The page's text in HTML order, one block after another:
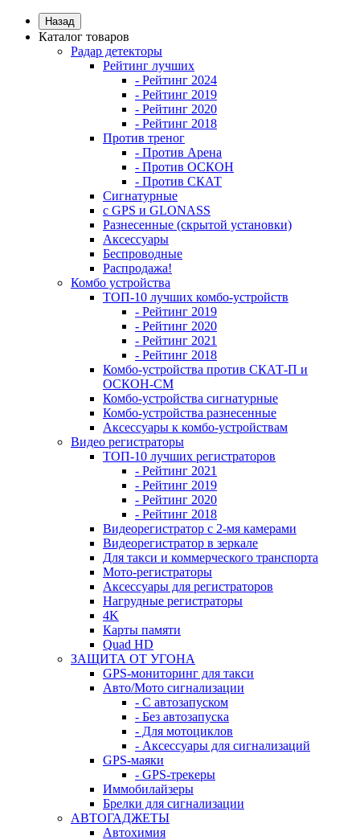
Назад
Каталог товаров
Радар детекторы
Рейтинг лучших
- Рейтинг 2024
- Рейтинг 2019
- Рейтинг 2020
- Рейтинг 2018
Против треног
- Против Арена
- Против ОСКОН
- Против СКАТ
Сигнатурные
с GPS и GLONASS
Разнесенные (скрытой установки)
Аксессуары
Беспроводные
Распродажа!
Комбо устройства
ТОП-10 лучших комбо-устройств
- Рейтинг 2019
- Рейтинг 2020
- Рейтинг 2021
- Рейтинг 2018
Комбо-устройства против СКАТ-П и
ОСКОН-СМ
Комбо-устройства сигнатурные
Комбо-устройства разнесенные
Аксессуары к комбо-устройствам
Видео регистраторы
ТОП-10 лучших регистраторов
- Рейтинг 2021
- Рейтинг 2019
- Рейтинг 2020
- Рейтинг 2018
Видеорегистратор с 2-мя камерами
Видеорегистратор в зеркале
Для такси и коммерческого транспорта
Мото-регистраторы
Аксессуары для регистраторов
Нагрудные регистраторы
4K
Карты памяти
Quad HD
ЗАЩИТА ОТ УГОНА
GPS-мониторинг для такси
Авто/Мото сигнализации
- С автозапуском
- Без автозапуска
- Для мотоциклов
- Аксессуары для сигнализаций
GPS-маяки
- GPS-трекеры
Иммобилайзеры
Брелки для сигнализации
АВТОГАДЖЕТЫ
Автохимия